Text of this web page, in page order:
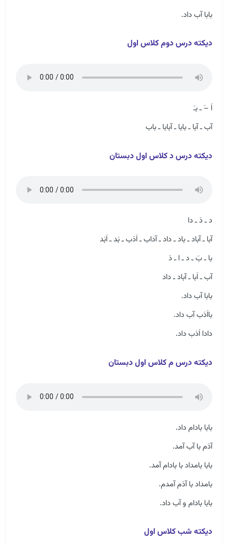
بابا آب داد.
دیکته درس دوم کلاس اول
اَ –َ ـ بـَ
آب ـ آبا ـ بابا ـ آبابا ـ باب
دیکته درس د کلاس اول دبستان
د ـ دَ ـ دا
آبا ـ آباد ـ باد ـ داد ـ آداب ـ اَدَب ـ بَد ـ اَبَد
با ـ بَ ـ د ـ ا ـ دَ
آب ـ اَبا ـ آباد ـ داد
بابا آب داد.
بااَدَب آب داد.
دادا اَدَب داد.
دیکته درس م کلاس اول دبستان
بابا بادام داد.
آدَم با آب آمد.
بابا بامداد با بادام آمد.
بامداد با آدَم آمدم.
بابا بادام و آب داد.
دیکته شب کلاس اول